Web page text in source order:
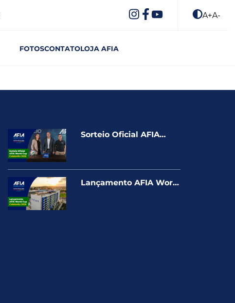
A+A-
FOTOSCONTATOLOJA AFIA
Sorteio Oficial AFIA
Lançamento AFIA World